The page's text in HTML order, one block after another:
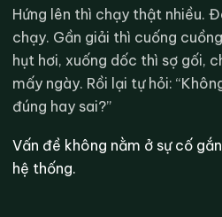
Hứng lên thì chạy thật nhiều.
chạy. Gần giải thì cuống
hụt hơi, xuống dốc thì sợ gối,
mấy ngày. Rồi lại tự hỏi:
đúng hay sai?”
Vấn đề không nằm ở sự cố
hệ thống.